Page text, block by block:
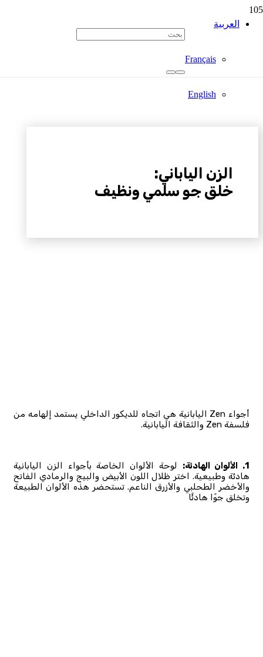
العربية
Français
English
الزن الياباني:
خلق جو سلمي ونظيف
أجواء Zen اليابانية هي اتجاه للديكور الداخلي يستمد إلهامه من
فلسفة Zen والثقافة اليابانية.
1. الألوان الهادئة:
لوحة الألوان الخاصة بأجواء الزن اليابانية
هادئة وطبيعية. اختر ظلال اللون الأبيض والبيج والرمادي الفاتح
والأخضر الطحلبي والأزرق الناعم. تستحضر هذه الألوان الطبيعة
وتخلق جوًا هادئًا